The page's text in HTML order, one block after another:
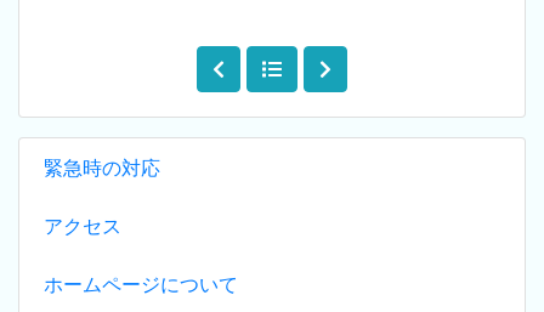
緊急時の対応
アクセス
ホームページについて